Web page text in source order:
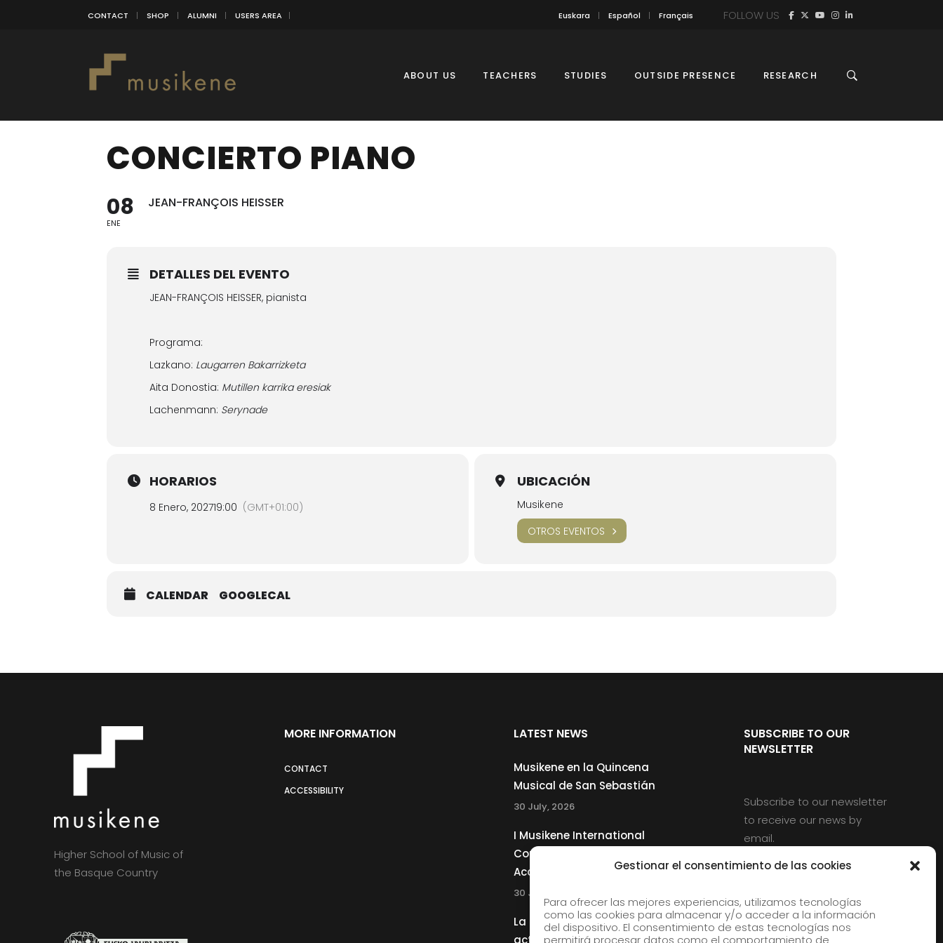
Gestionar el consentimiento de las cookies
Para ofrecer las mejores experiencias, utilizamos tecnologías
como las cookies para almacenar y/o acceder a la información
del dispositivo. El consentimiento de estas tecnologías nos
permitirá procesar datos como el comportamiento de
CONTACT SHOP ALUMNI USERS AREA Euskara Español Français FOLLOW US
ABOUT US TEACHERS STUDIES OUTSIDE PRESENCE RESEARCH
CONCIERTO PIANO
08
ENE
JEAN-FRANÇOIS HEISSER
DETALLES DEL EVENTO
JEAN-FRANÇOIS HEISSER, pianista
Programa:
Lazkano: Laugarren Bakarrizketa
Aita Donostia: Mutillen karrika eresiak
Lachenmann: Serynade
HORARIOS
8 Enero, 202719:00 (GMT+01:00)
UBICACIÓN
Musikene
OTROS EVENTOS
CALENDAR GOOGLECAL
Higher School of Music of
the Basque Country
MORE INFORMATION
CONTACT
ACCESSIBILITY
LATEST NEWS
Musikene en la Quincena
Musical de San Sebastián
30 July, 2026
I Musikene International
Competition for Young
Accordionists
30 July, 2026
La Musikene Big Band
actuará junto a Charles
SUBSCRIBE TO OUR
NEWSLETTER
Subscribe to our newsletter
to receive our news by
email.